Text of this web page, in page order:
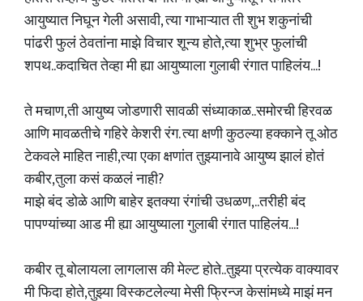
आयुष्यात निघून गेली असावी, त्या गाभाऱ्यात ती शुभ शकुनांची
पांढरी फुलं ठेवतांना माझे विचार शून्य होते,त्या शुभ्र फुलांची
शपथ..कदाचित तेव्हा मी ह्या आयुष्याला गुलाबी रंगात पाहिलंय...!
ते मचाण,ती आयुष्य जोडणारी सावळी संध्याकाळ..समोरची हिरवळ
आणि मावळतीचे गहिरे केशरी रंग. त्या क्षणी कुठल्या हक्काने तू ओठ
टेकवले माहित नाही,त्या एका क्षणांत तुझ्यानावे आयुष्य झालं होतं
कबीर,तुला कसं कळलं नाही?
माझे बंद डोळे आणि बाहेर इतक्या रंगांची उधळण,..तरीही बंद
पापण्यांच्या आड मी ह्या आयुष्याला गुलाबी रंगात पाहिलंय...!
कबीर तू बोलायला लागलास की मेल्ट होते..तुझ्या प्रत्येक वाक्यावर
मी फिदा होते,तुझ्या विस्कटलेल्या मेसी फ्रिन्ज केसांमध्ये माझं मन